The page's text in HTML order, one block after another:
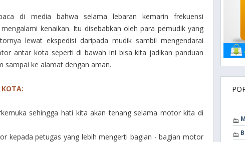
di media bahwa selama lebaran kemarin frekuensi
kenaikan. Itu disebabkan oleh para pemudik yang
lewat ekspedisi daripada mudik sambil mengendarai
antar kota seperti di bawah ini bisa kita jadikan panduan
sampai ke alamat dengan aman.
sehingga hati kita akan tenang selama motor kita di
kepada petugas yang lebih mengerti bagian - bagian motor